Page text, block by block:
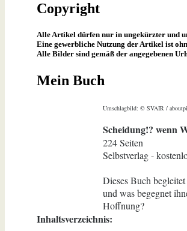
Copyright
Alle Artikel dürfen nur in ungekürzter und
Eine gewerbliche Nutzung der Artikel ist
Alle Bilder sind gemäß der angegebenen
Mein Buch
Umschlagbild: © SVAIR /
Scheidung!? wenn
224 Seiten
Selbstverlag -
Dieses Buch
und was begegnet
Hoffnung?
Inhaltsverzeichnis: